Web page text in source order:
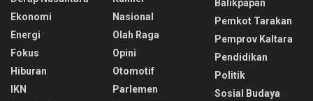
Ekonomi
Energi
Fokus
Hiburan
IKN
Nasional
Olah Raga
Opini
Otomotif
Parlemen
Balikpapan
Pemkot Tarakan
Pemprov Kaltara
Pendidikan
Politik
Sosial Budaya